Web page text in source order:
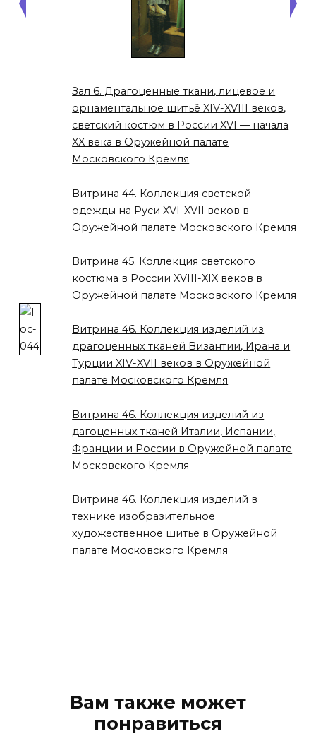
Зал 6. Драгоценные ткани, лицевое и
орнаментальное шитьё XIV-XVIII веков,
светский костюм в России XVI — начала
XX века в Оружейной палате
Московского Кремля
Витрина 44. Коллекция светской
одежды на Руси XVI-XVII веков в
Оружейной палате Московского Кремля
Витрина 45. Коллекция светского
костюма в России XVIII-XIX веков в
Оружейной палате Московского Кремля
Витрина 46. Коллекция изделий из
драгоценных тканей Византии, Ирана и
Турции XIV-XVII веков в Оружейной
палате Московского Кремля
Витрина 46. Коллекция изделий из
дагоценных тканей Италии, Испании,
Франции и России в Оружейной палате
Московского Кремля
Витрина 46. Коллекция изделий в
технике изобразительное
художественное шитье в Оружейной
палате Московского Кремля
Вам также может
понравиться